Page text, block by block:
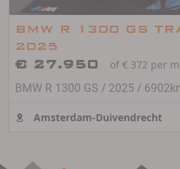
BMW R 1300 GS
2025
€ 27.950
of € 372 per
BMW R 1300 GS / 2025 /
Amsterdam-Duivendrecht